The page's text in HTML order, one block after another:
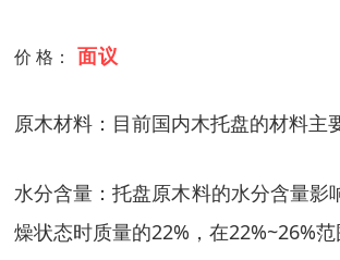
价 格： 面议
原木材料：目前国内木托盘的材料主
水分含量：托盘原木料的水分含量
燥状态时质量的22%，在22%~26%